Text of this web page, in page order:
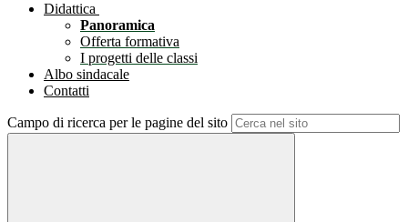
Didattica
Panoramica
Offerta formativa
I progetti delle classi
Albo sindacale
Contatti
Campo di ricerca per le pagine del sito